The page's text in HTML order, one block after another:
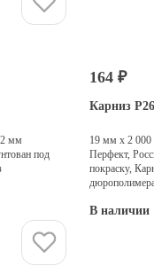
мм
под
164 ₽
Карниз P26
19 мм х 2
Перфект,
покраску,
В наличии